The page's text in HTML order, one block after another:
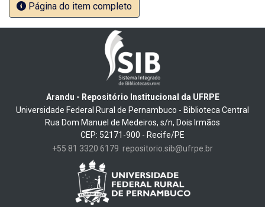
Página do item completo
Arandu - Repositório Institucional da UFRPE
Universidade Federal Rural de Pernambuco - Biblioteca Central
Rua Dom Manuel de Medeiros, s/n, Dois Irmãos
CEP: 52171-900 - Recife/PE
+55 81 3320 6179 repositorio.sib@ufrpe.br